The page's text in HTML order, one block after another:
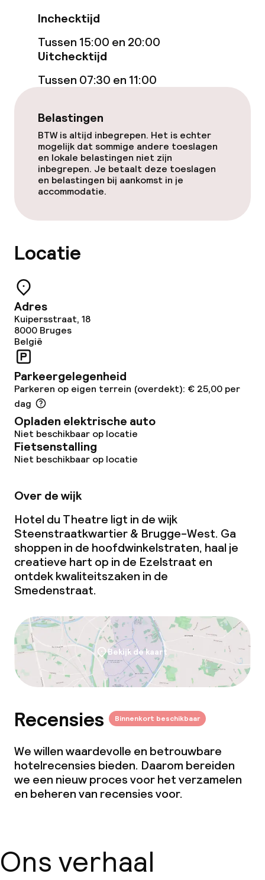
Roomservice
Schoonmaakvoorzieningen
Beleid
Overal rookvrij
Inchecktijd
Tussen 15:00 en 20:00
Uitchecktijd
Tussen 07:30 en 11:00
Belastingen
BTW is altijd inbegrepen. Het is echter
mogelijk dat sommige andere toeslagen
en lokale belastingen niet zijn
inbegrepen. Je betaalt deze toeslagen
en belastingen bij aankomst in je
accommodatie.
Locatie
Adres
Kuipersstraat, 18
8000 Bruges
België
Parkeergelegenheid
Parkeren op eigen terrein (overdekt): € 25,00 per
dag
Opladen elektrische auto
Niet beschikbaar op locatie
Fietsenstalling
Niet beschikbaar op locatie
Over de wijk
Hotel du Theatre ligt in de wijk
Steenstraatkwartier & Brugge-West. Ga
shoppen in de hoofdwinkelstraten, haal je
creatieve hart op in de Ezelstraat en
ontdek kwaliteitszaken in de
Smedenstraat.
Bekijk de kaart
Recensies Binnenkort beschikbaar
We willen waardevolle en betrouwbare
hotelrecensies bieden. Daarom bereiden
we een nieuw proces voor het verzamelen
en beheren van recensies voor.
Ons verhaal